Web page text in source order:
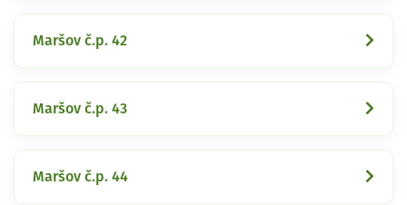
Maršov č.p. 42
Maršov č.p. 43
Maršov č.p. 44